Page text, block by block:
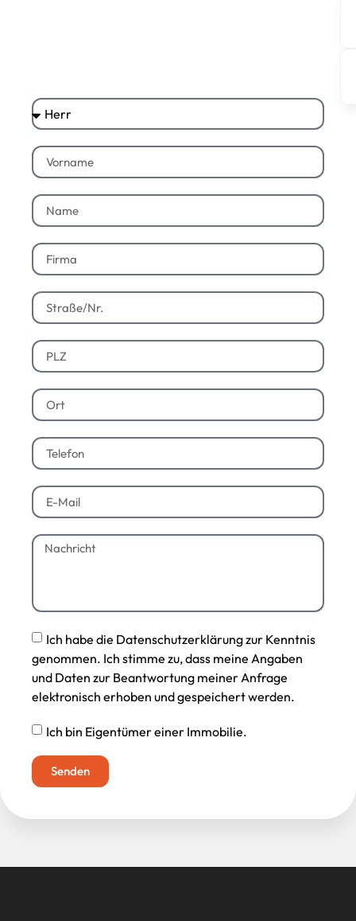
Ich habe die Datenschutzerklärung zur Kenntnis
genommen. Ich stimme zu, dass meine Angaben
und Daten zur Beantwortung meiner Anfrage
elektronisch erhoben und gespeichert werden.
Ich bin Eigentümer einer Immobilie.
Senden